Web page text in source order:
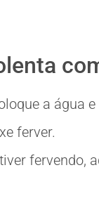
a água
ferver.
fervendo,